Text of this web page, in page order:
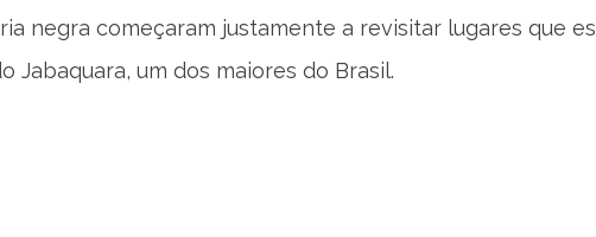
negra começaram justamente a revisitar lugares que
Jabaquara, um dos maiores do Brasil.